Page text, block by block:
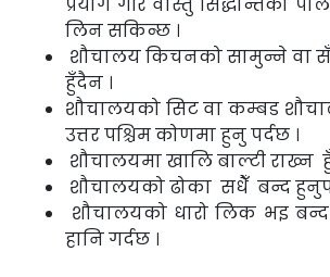
लिन सकिन्छ ।
शौचालय किचनको सामुन्ने वा
हुँदैन ।
शौचालयको सिट वा कम्बड
उत्तर पश्चिम कोणमा हुनु पर्दछ ।
शौचालयमा खालि बाल्टी राख्न
शौचालयको ढोका सधैँ बन्द
शौचालयको धारो लिक भइ
हानि गर्दछ ।